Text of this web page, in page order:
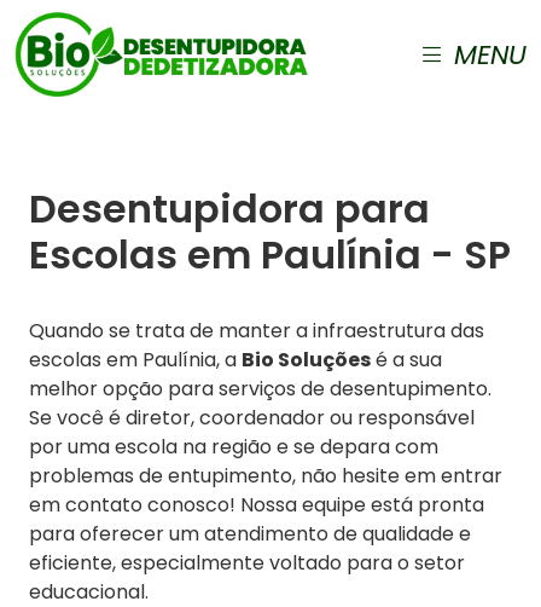
MENU
Desentupidora para
Escolas em Paulínia - SP
Quando se trata de manter a infraestrutura das
escolas em Paulínia, a Bio Soluçõesé a sua
melhor opção para serviços de desentupimento.
Se você é diretor, coordenador ou responsável
por uma escola na região e se depara com
problemas de entupimento, não hesite em entrar
em contato conosco! Nossa equipe está pronta
para oferecer um atendimento de qualidade e
eficiente, especialmente voltado para o setor
educacional.